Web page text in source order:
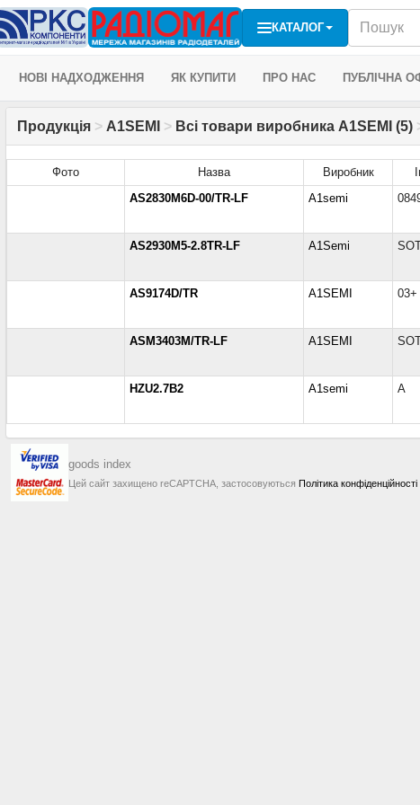
КАТАЛОГ
НОВІ НАДХОДЖЕННЯ ЯК КУПИТИ ПРО НАС ПУБЛІЧНА
Продукція > A1SEMI > Всі товари виробника A1SEMI (5)
Фото Назва Виробник
AS2830M6D-00/TR-LF
A1semi
AS2930M5-2.8TR-LF A1Semi
AS9174D/TR A1SEMI 03+
ASM3403M/TR-LF A1SEMI
HZU2.7B2 A1semi A
goods index
Цей сайт захищено reCAPTCHA, застосовуються Політика конфіденційності